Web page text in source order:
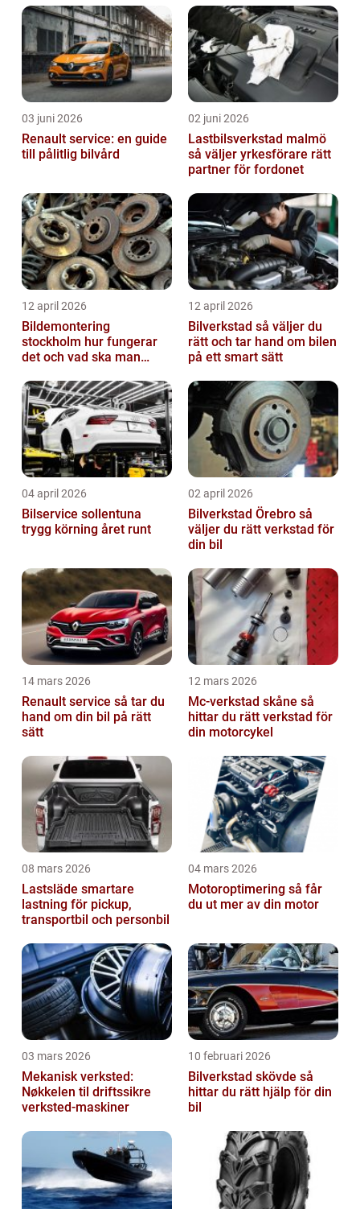
03 juni 2026
Renault service: en guide
till pålitlig bilvård
02 juni 2026
Lastbilsverkstad malmö
så väljer yrkesförare rätt
partner för fordonet
12 april 2026
Bildemontering
stockholm hur fungerar
det och vad ska man
12 april 2026
Bilverkstad så väljer du
rätt och tar hand om bilen
på ett smart sätt
04 april 2026
Bilservice sollentuna
trygg körning året runt
02 april 2026
Bilverkstad Örebro så
väljer du rätt verkstad för
din bil
14 mars 2026
Renault service så tar du
hand om din bil på rätt
sätt
12 mars 2026
Mc-verkstad skåne så
hittar du rätt verkstad för
din motorcykel
08 mars 2026
Lastsläde smartare
lastning för pickup,
transportbil och personbil
04 mars 2026
Motoroptimering så får
du ut mer av din motor
03 mars 2026
Mekanisk verksted:
Nøkkelen til driftssikre
verksted-maskiner
10 februari 2026
Bilverkstad skövde så
hittar du rätt hjälp för din
bil